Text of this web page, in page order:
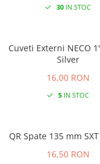
30IN STOC
Cuveti Externi NECO 1"
Silver
16,00 RON
5IN STOC
QR Spate 135 mm
16,50 RON